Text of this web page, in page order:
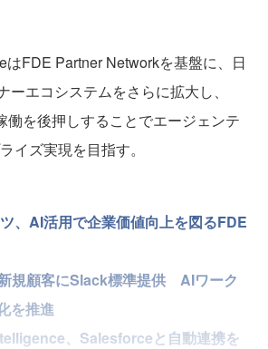
FDE Partner Networkを基盤に、日
ーエコシステムをさらに拡大し、
働を後押しすることでエージェンテ
イズ実現を目指す。
、AI活用で企業価値向上を図るFDE
規顧客にSlack標準提供 AIワーク
を推進
、Salesforceと自動連携を